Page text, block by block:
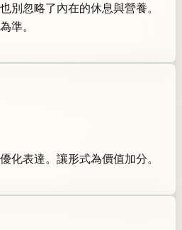
別忽略了內在的休息與營養。
準。
化表達。讓形式為價值加分。